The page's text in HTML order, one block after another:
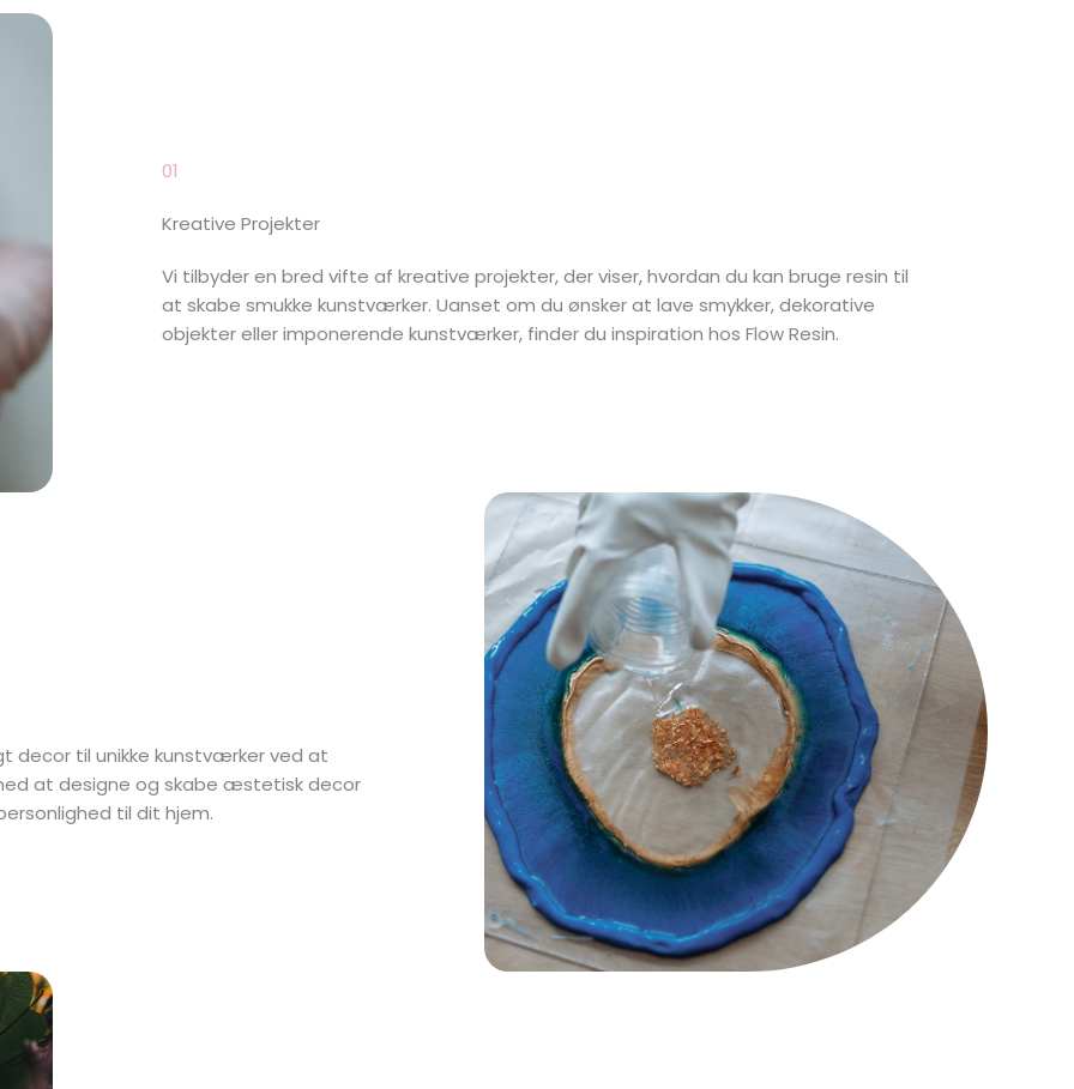
01
Kreative Projekter
Vi tilbyder en bred vifte af kreative projekter, der viser, hvordan du kan bruge resin til
at skabe smukke kunstværker. Uanset om du ønsker at lave smykker, dekorative
objekter eller imponerende kunstværker, finder du inspiration hos Flow Resin.
decor til unikke kunstværker ved at
at designe og skabe æstetisk decor
til dit hjem.